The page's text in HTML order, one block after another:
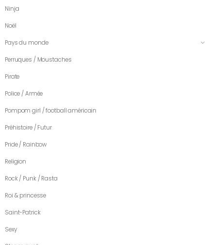
Ninja
Noël
Pays du monde
Perruques / Moustaches
Pirate
Police / Armée
Pompom girl / football américain
Préhistoire / Futur
Pride / Rainbow
Religion
Rock / Punk / Rasta
Roi & princesse
Saint-Patrick
Sexy